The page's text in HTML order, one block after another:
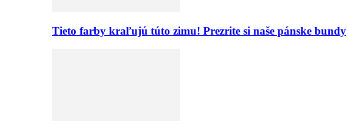
Tieto farby kraľujú túto zimu! Prezrite si naše pánske bundy